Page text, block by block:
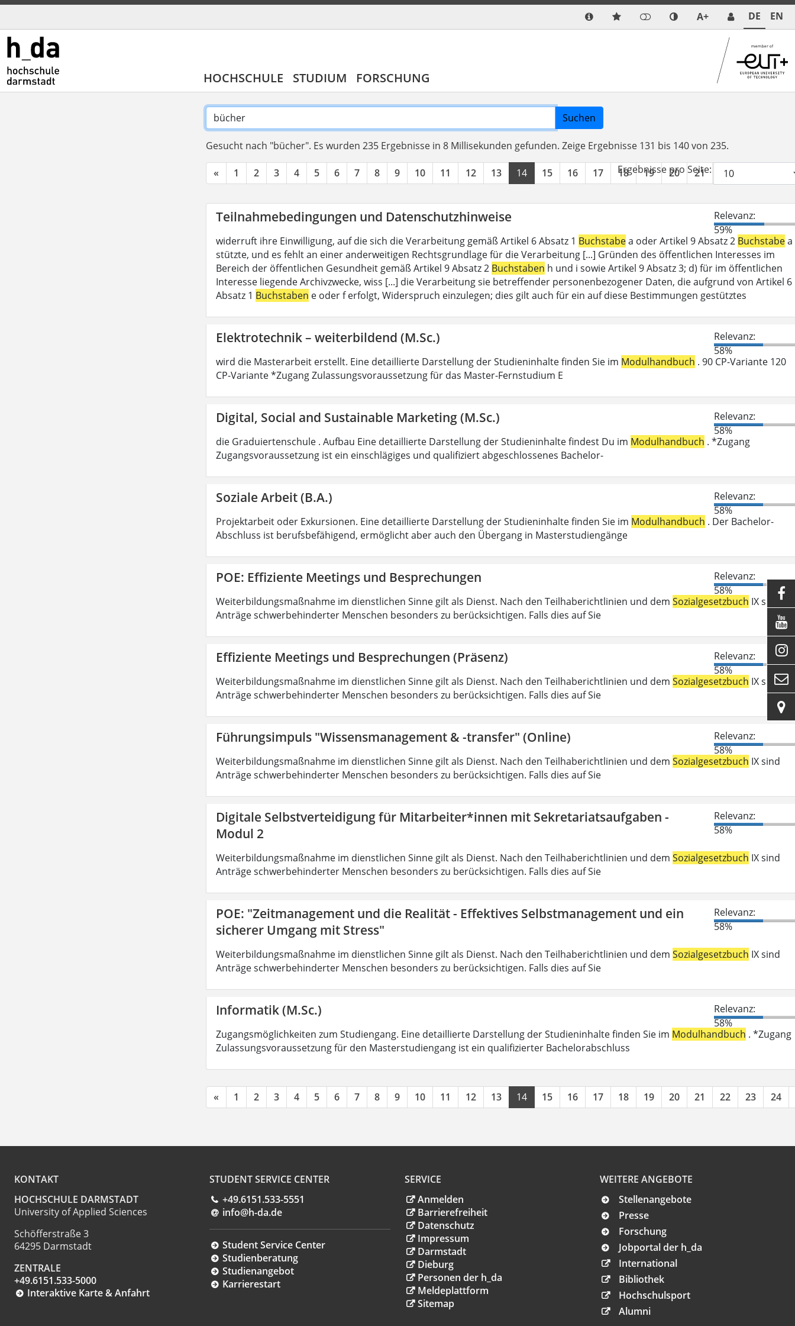
A+ DE EN
HOCHSCHULE STUDIUM FORSCHUNG
Suchen
Gesucht nach "bücher". Es wurden 235 Ergebnisse in 8 Millisekunden gefunden. Zeige Ergebnisse 131 bis 140 von 235.
« 1 2 3 4 5 6 7 8 9 10 11 12 13 14 15 16 17 18 19 20 21 22
Ergebnisse pro Seite:
Teilnahmebedingungen und Datenschutzhinweise
Relevanz:
59%
widerruft ihre Einwilligung, auf die sich die Verarbeitung gemäß Artikel 6 Absatz 1 Buchstabea oder Artikel 9 Absatz 2 Buchstabea
stützte, und es fehlt an einer anderweitigen Rechtsgrundlage für die Verarbeitung [...] Gründen des öffentlichen Interesses im
Bereich der öffentlichen Gesundheit gemäß Artikel 9 Absatz 2 Buchstaben h und i sowie Artikel 9 Absatz 3; d) für im öffentlichen
Interesse liegende Archivzwecke, wiss [...] die Verarbeitung sie betreffender personenbezogener Daten, die aufgrund von Artikel 6
Absatz 1 Buchstaben e oder f erfolgt, Widerspruch einzulegen; dies gilt auch für ein auf diese Bestimmungen gestütztes
Elektrotechnik – weiterbildend (M.Sc.)
Relevanz:
58%
wird die Masterarbeit erstellt. Eine detaillierte Darstellung der Studieninhalte finden Sie im Modulhandbuch . 90 CP-Variante 120
CP-Variante *Zugang Zulassungsvoraussetzung für das Master-Fernstudium E
Digital, Social and Sustainable Marketing (M.Sc.)
Relevanz:
58%
die Graduiertenschule . Aufbau Eine detaillierte Darstellung der Studieninhalte findest Du im Modulhandbuch . *Zugang
Zugangsvoraussetzung ist ein einschlägiges und qualifiziert abgeschlossenes Bachelor-
Soziale Arbeit (B.A.)
Relevanz:
58%
Projektarbeit oder Exkursionen. Eine detaillierte Darstellung der Studieninhalte finden Sie im Modulhandbuch . Der Bachelor-
Abschluss ist berufsbefähigend, ermöglicht aber auch den Übergang in Masterstudiengänge
POE: Effiziente Meetings und Besprechungen
Relevanz:
58%
Weiterbildungsmaßnahme im dienstlichen Sinne gilt als Dienst. Nach den Teilhaberichtlinien und dem Sozialgesetzbuch IX sind
Anträge schwerbehinderter Menschen besonders zu berücksichtigen. Falls dies auf Sie
Effiziente Meetings und Besprechungen (Präsenz)
Relevanz:
58%
Weiterbildungsmaßnahme im dienstlichen Sinne gilt als Dienst. Nach den Teilhaberichtlinien und dem Sozialgesetzbuch IX sind
Anträge schwerbehinderter Menschen besonders zu berücksichtigen. Falls dies auf Sie
Führungsimpuls "Wissensmanagement & -transfer" (Online)
Relevanz:
58%
Weiterbildungsmaßnahme im dienstlichen Sinne gilt als Dienst. Nach den Teilhaberichtlinien und dem Sozialgesetzbuch IX sind
Anträge schwerbehinderter Menschen besonders zu berücksichtigen. Falls dies auf Sie
Digitale Selbstverteidigung für Mitarbeiter*innen mit Sekretariatsaufgaben -
Modul 2
Relevanz:
58%
Weiterbildungsmaßnahme im dienstlichen Sinne gilt als Dienst. Nach den Teilhaberichtlinien und dem Sozialgesetzbuch IX sind
Anträge schwerbehinderter Menschen besonders zu berücksichtigen. Falls dies auf Sie
POE: "Zeitmanagement und die Realität - Effektives Selbstmanagement und ein
sicherer Umgang mit Stress"
Relevanz:
58%
Weiterbildungsmaßnahme im dienstlichen Sinne gilt als Dienst. Nach den Teilhaberichtlinien und dem Sozialgesetzbuch IX sind
Anträge schwerbehinderter Menschen besonders zu berücksichtigen. Falls dies auf Sie
Informatik (M.Sc.)
Relevanz:
58%
Zugangsmöglichkeiten zum Studiengang. Eine detaillierte Darstellung der Studieninhalte finden Sie im Modulhandbuch . *Zugang
Zulassungsvoraussetzung für den Masterstudiengang ist ein qualifizierter Bachelorabschluss
« 1 2 3 4 5 6 7 8 9 10 11 12 13 14 15 16 17 18 19 20 21 22 23 24
KONTAKT
HOCHSCHULE DARMSTADT
University of Applied Sciences
Schöfferstraße 3
64295 Darmstadt
ZENTRALE
+49.6151.533-5000
Interaktive Karte & Anfahrt
STUDENT SERVICE CENTER
+49.6151.533-5551
info@h-da.de
Student Service Center
Studienberatung
Studienangebot
Karrierestart
SERVICE
Anmelden
Barrierefreiheit
Datenschutz
Impressum
Darmstadt
Dieburg
Personen der h_da
Meldeplattform
Sitemap
WEITERE ANGEBOTE
Stellenangebote
Presse
Forschung
Jobportal der h_da
International
Bibliothek
Hochschulsport
Alumni




